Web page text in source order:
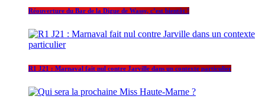
Réouverture du Bar de la Digue de Wassy, c’est bientôt !
R1 J21 : Marnaval fait nul contre Jarville dans un contexte particulier